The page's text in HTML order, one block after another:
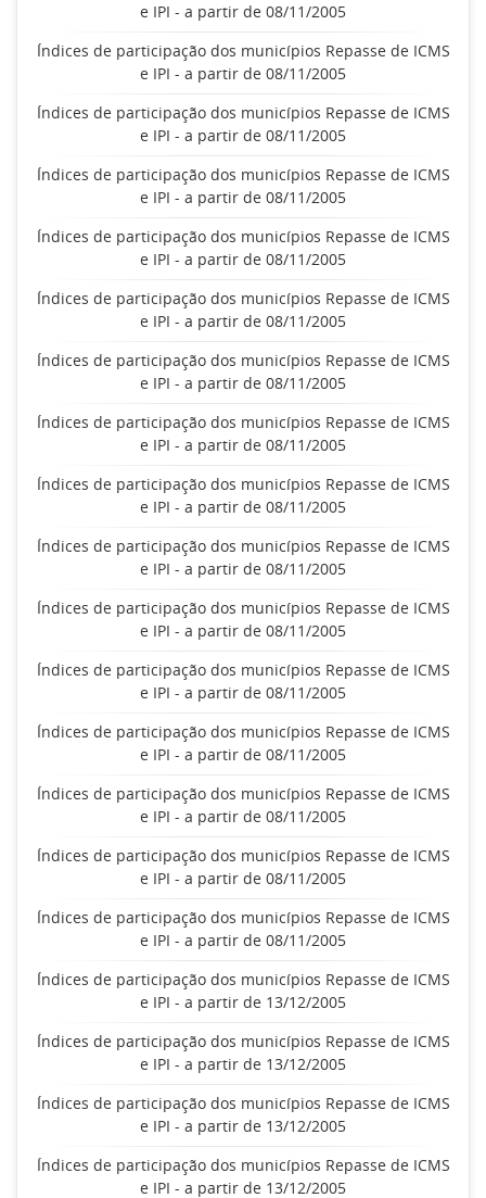
e IPI - a partir de 08/11/2005
Índices de participação dos municípios Repasse de ICMS
e IPI - a partir de 08/11/2005
Índices de participação dos municípios Repasse de ICMS
e IPI - a partir de 08/11/2005
Índices de participação dos municípios Repasse de ICMS
e IPI - a partir de 08/11/2005
Índices de participação dos municípios Repasse de ICMS
e IPI - a partir de 08/11/2005
Índices de participação dos municípios Repasse de ICMS
e IPI - a partir de 08/11/2005
Índices de participação dos municípios Repasse de ICMS
e IPI - a partir de 08/11/2005
Índices de participação dos municípios Repasse de ICMS
e IPI - a partir de 08/11/2005
Índices de participação dos municípios Repasse de ICMS
e IPI - a partir de 08/11/2005
Índices de participação dos municípios Repasse de ICMS
e IPI - a partir de 08/11/2005
Índices de participação dos municípios Repasse de ICMS
e IPI - a partir de 08/11/2005
Índices de participação dos municípios Repasse de ICMS
e IPI - a partir de 08/11/2005
Índices de participação dos municípios Repasse de ICMS
e IPI - a partir de 08/11/2005
Índices de participação dos municípios Repasse de ICMS
e IPI - a partir de 08/11/2005
Índices de participação dos municípios Repasse de ICMS
e IPI - a partir de 08/11/2005
Índices de participação dos municípios Repasse de ICMS
e IPI - a partir de 08/11/2005
Índices de participação dos municípios Repasse de ICMS
e IPI - a partir de 13/12/2005
Índices de participação dos municípios Repasse de ICMS
e IPI - a partir de 13/12/2005
Índices de participação dos municípios Repasse de ICMS
e IPI - a partir de 13/12/2005
Índices de participação dos municípios Repasse de ICMS
e IPI - a partir de 13/12/2005